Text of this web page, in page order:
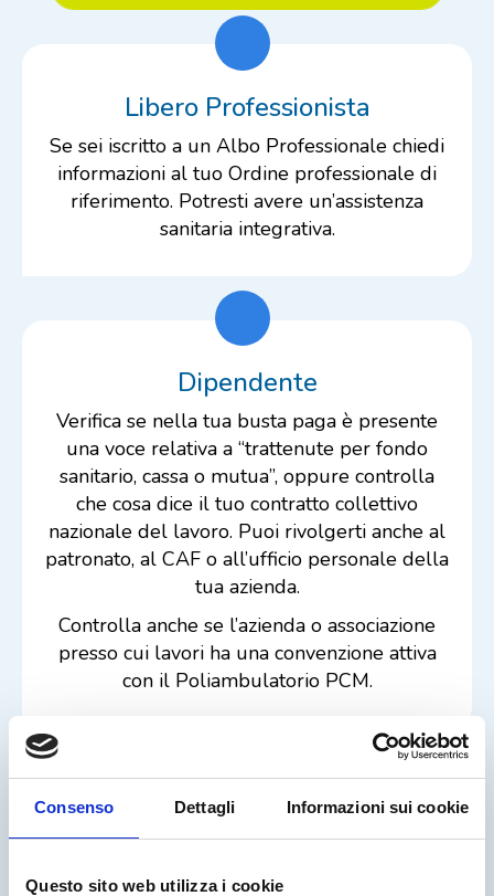
Consenso Dettagli Informazioni sui cookie
Questo sito web utilizza i cookie
Libero Professionista
Se sei iscritto a un Albo Professionale chiedi
informazioni al tuo Ordine professionale di
riferimento. Potresti avere un’assistenza
sanitaria integrativa.
Dipendente
Verifica se nella tua busta paga è presente
una voce relativa a “trattenute per fondo
sanitario, cassa o mutua”, oppure controlla
che cosa dice il tuo contratto collettivo
nazionale del lavoro. Puoi rivolgerti anche al
patronato, al CAF o all’ufficio personale della
tua azienda.
Controlla anche se l’azienda o associazione
presso cui lavori ha una convenzione attiva
con il Poliambulatorio PCM.
Pensionato
Se sei un pensionato in alcuni casi la